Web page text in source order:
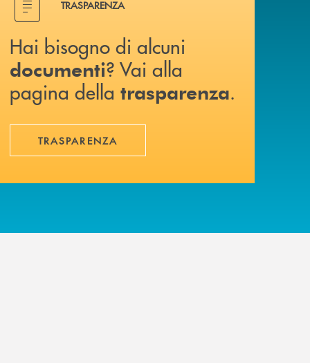
TRASPARENZA
Hai bisogno di alcuni
documenti? Vai alla
pagina della trasparenza.
TRASPARENZA